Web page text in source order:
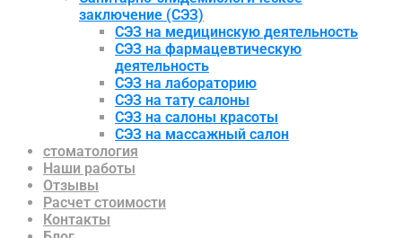
заключение (СЭЗ)
СЭЗ на медицинскую деятельность
СЭЗ на фармацевтическую
деятельность
СЭЗ на лабораторию
СЭЗ на тату салоны
СЭЗ на салоны красоты
СЭЗ на массажный салон
стоматология
Наши работы
Отзывы
Расчет стоимости
Контакты